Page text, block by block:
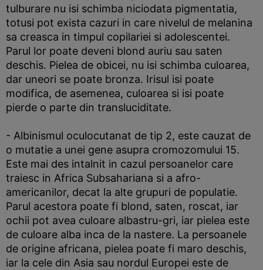
tulburare nu isi schimba niciodata pigmentatia,
totusi pot exista cazuri in care nivelul de melanina
sa creasca in timpul copilariei si adolescentei.
Parul lor poate deveni blond auriu sau saten
deschis. Pielea de obicei, nu isi schimba culoarea,
dar uneori se poate bronza. Irisul isi poate
modifica, de asemenea, culoarea si isi poate
pierde o parte din transluciditate.
- Albinismul oculocutanat de tip 2, este cauzat de
o mutatie a unei gene asupra cromozomului 15.
Este mai des intalnit in cazul persoanelor care
traiesc in Africa Subsahariana si a afro-
americanilor, decat la alte grupuri de populatie.
Parul acestora poate fi blond, saten, roscat, iar
ochii pot avea culoare albastru-gri, iar pielea este
de culoare alba inca de la nastere. La persoanele
de origine africana, pielea poate fi maro deschis,
iar la cele din Asia sau nordul Europei este de